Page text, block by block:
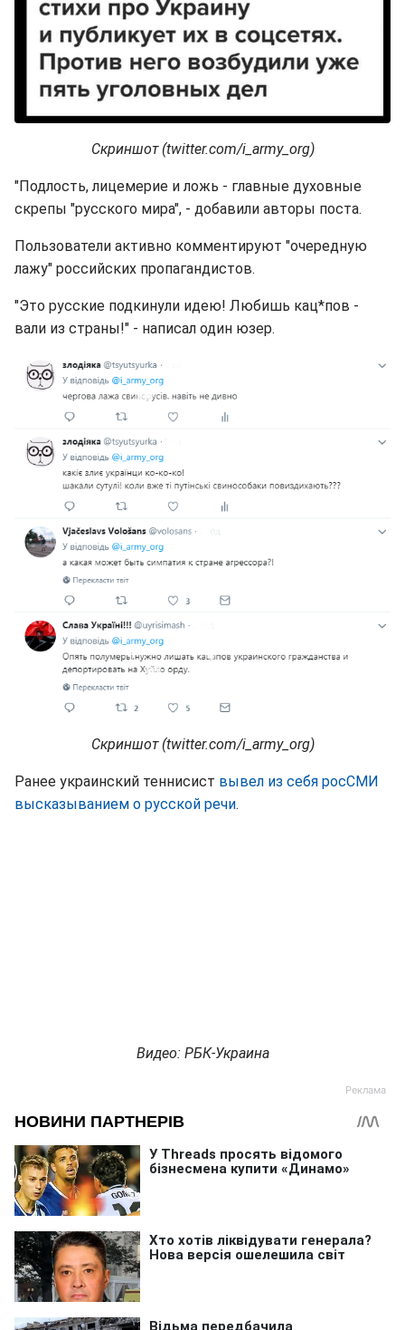
Скриншот (twitter.com/i_army_org)
"Подлость, лицемерие и ложь - главные духовные
скрепы "русского мира", - добавили авторы поста.
Пользователи активно комментируют "очередную
лажу" российских пропагандистов.
"Это русские подкинули идею! Любишь кац*пов -
вали из страны!" - написал один юзер.
Скриншот (twitter.com/i_army_org)
Ранее украинский теннисист вывел из себя росСМИ
высказыванием о русской речи.
Видео: РБК-Украина